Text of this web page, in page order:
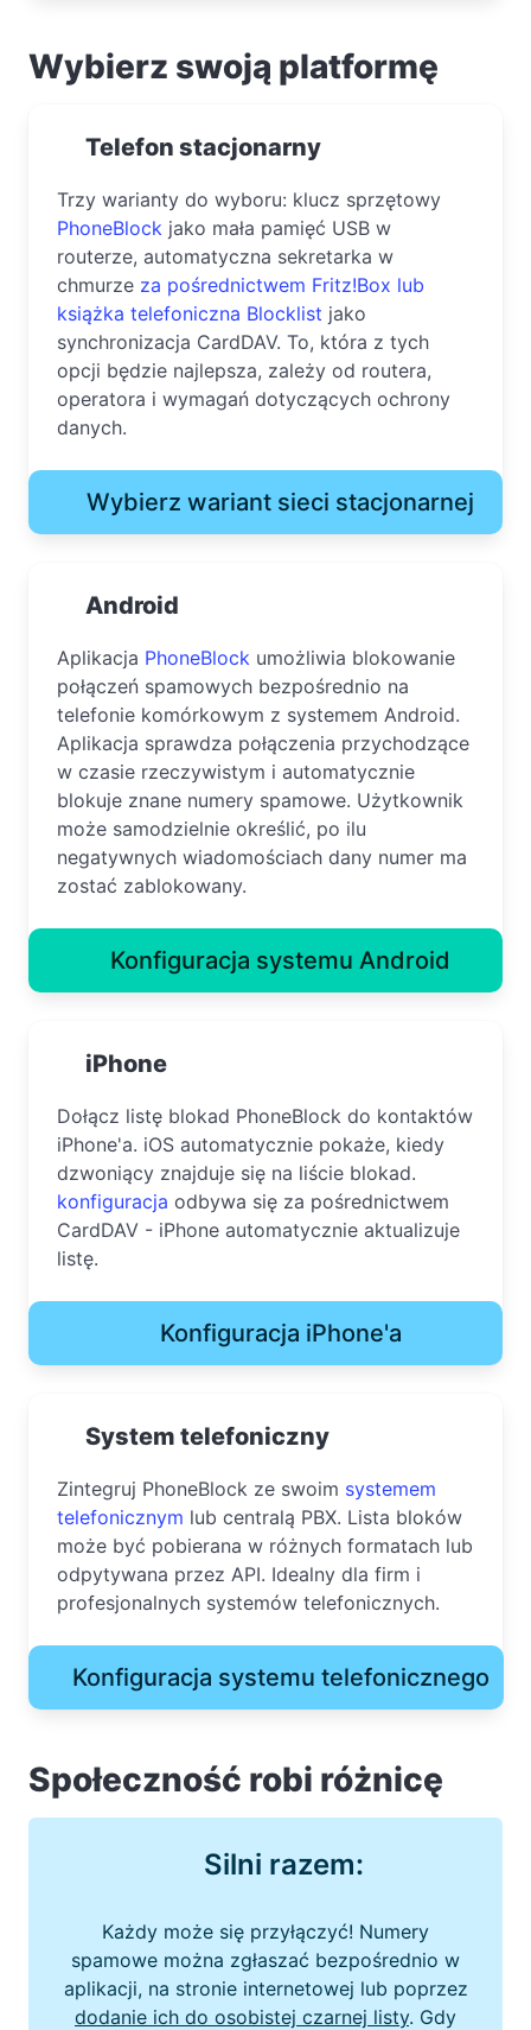
Wybierz swoją platformę
Telefon stacjonarny
Trzy warianty do wyboru: klucz sprzętowy
PhoneBlock jako mała pamięć USB w
routerze, automatyczna sekretarka w
chmurze za pośrednictwem Fritz!Box lub
książka telefoniczna Blocklist jako
synchronizacja CardDAV. To, która z tych
opcji będzie najlepsza, zależy od routera,
operatora i wymagań dotyczących ochrony
danych.
Wybierz wariant sieci stacjonarnej
Android
Aplikacja PhoneBlock umożliwia blokowanie
połączeń spamowych bezpośrednio na
telefonie komórkowym z systemem Android.
Aplikacja sprawdza połączenia przychodzące
w czasie rzeczywistym i automatycznie
blokuje znane numery spamowe. Użytkownik
może samodzielnie określić, po ilu
negatywnych wiadomościach dany numer ma
zostać zablokowany.
Konfiguracja systemu Android
iPhone
Dołącz listę blokad PhoneBlock do kontaktów
iPhone'a. iOS automatycznie pokaże, kiedy
dzwoniący znajduje się na liście blokad.
konfiguracja odbywa się za pośrednictwem
CardDAV - iPhone automatycznie aktualizuje
listę.
Konfiguracja iPhone'a
System telefoniczny
Zintegruj PhoneBlock ze swoim systemem
telefonicznym lub centralą PBX. Lista bloków
może być pobierana w różnych formatach lub
odpytywana przez API. Idealny dla firm i
profesjonalnych systemów telefonicznych.
Konfiguracja systemu telefonicznego
Społeczność robi różnicę
Silni razem:
Każdy może się przyłączyć! Numery
spamowe można zgłaszać bezpośrednio w
aplikacji, na stronie internetowej lub poprzez
dodanie ich do osobistej czarnej listy. Gdy